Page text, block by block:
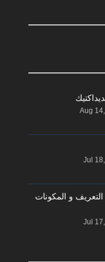
Aug
Jul
و المكونات
Jul